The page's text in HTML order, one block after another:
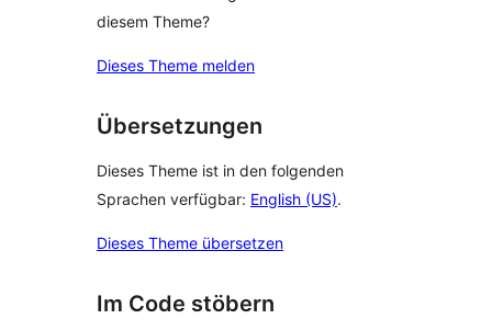
diesem Theme?
Dieses Theme melden
Übersetzungen
Dieses Theme ist in den folgenden
Sprachen verfügbar: English (US).
Dieses Theme übersetzen
Im Code stöbern